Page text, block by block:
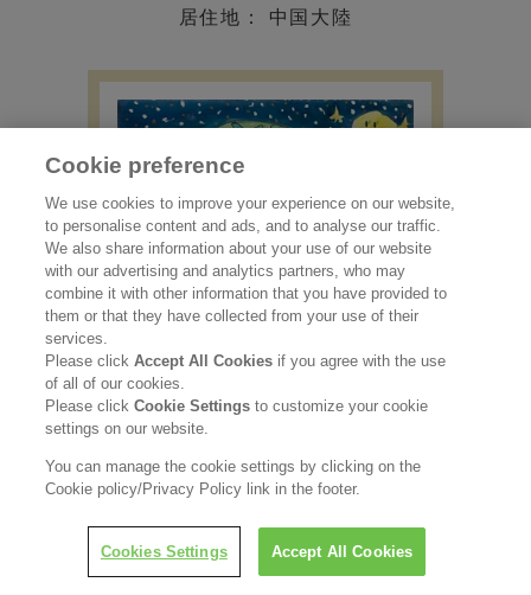
居住地： 中国大陸
「大きな木と私」
（7歳）
Cookie preference
We use cookies to improve your experience on our website,
to personalise content and ads, and to analyse our traffic.
We also share information about your use of our website
with our advertising and analytics partners, who may
combine it with other information that you have provided to
them or that they have collected from your use of their
services.
Please clickAccept All Cookies if you agree with the use
of all of our cookies.
Please clickCookie Settingsto customize your cookie
settings on our website.
You can manage the cookie settings by clicking on the
Cookie policy/Privacy Policy link in the footer.
Cookies Settings Accept All Cookies